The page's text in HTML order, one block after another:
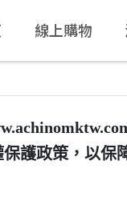
線上購物
護政策，以保